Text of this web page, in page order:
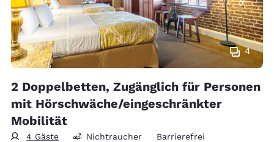
4
2 Doppelbetten, Zugänglich für Personen
mit Hörschwäche/eingeschränkter
Mobilität
4 Gäste Nichtraucher Barrierefrei